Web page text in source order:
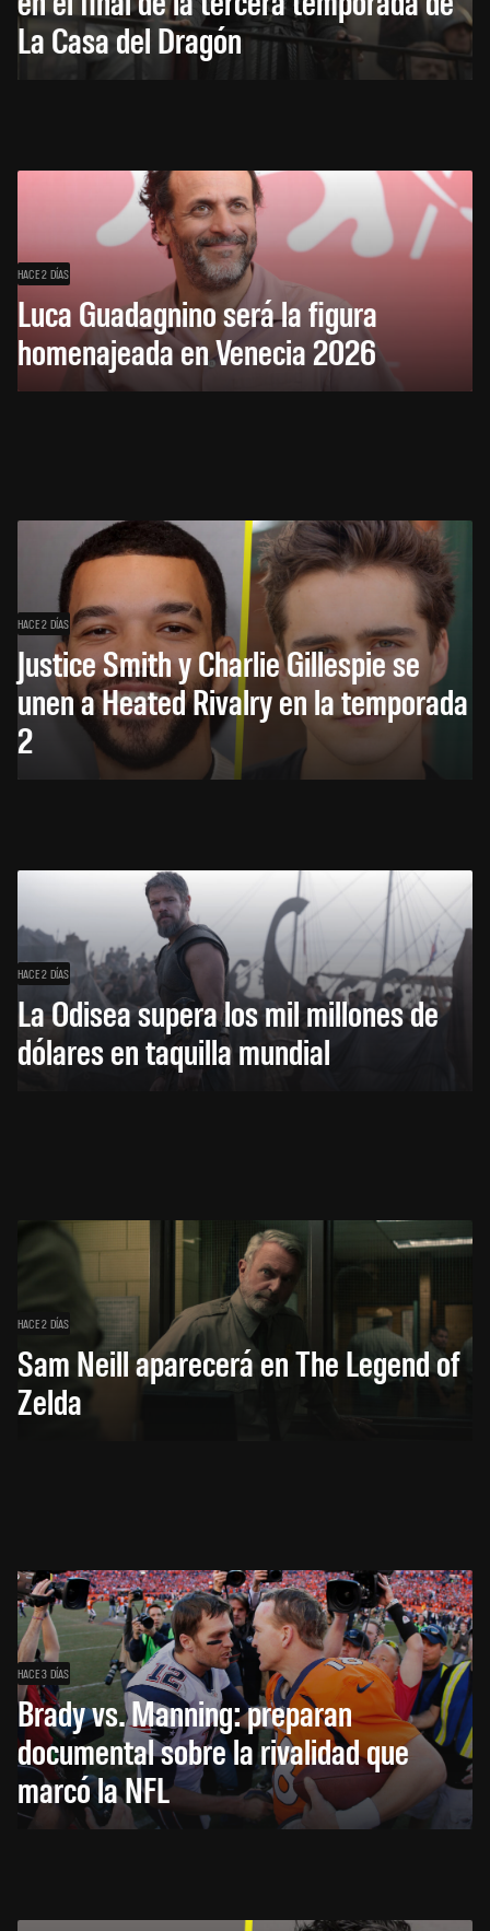
La Casa del Dragón
HACE 2 DÍAS
Luca Guadagnino será la figura
homenajeada en Venecia 2026
HACE 2 DÍAS
Justice Smith y Charlie Gillespie se
unen a Heated Rivalry en la temporada
2
HACE 2 DÍAS
La Odisea supera los mil millones de
dólares en taquilla mundial
HACE 2 DÍAS
Sam Neill aparecerá en The Legend of
Zelda
HACE 3 DÍAS
Brady vs. Manning: preparan
documental sobre la rivalidad que
marcó la NFL